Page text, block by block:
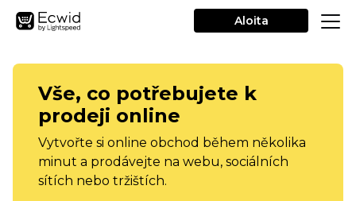
Aloita
Vše, co potřebujete k
prodeji online
Vytvořte si online obchod během několika
minut a prodávejte na webu, sociálních
sítích nebo tržištích.